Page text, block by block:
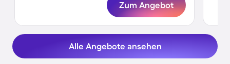
Zum Angebot
Alle Angebote ansehen